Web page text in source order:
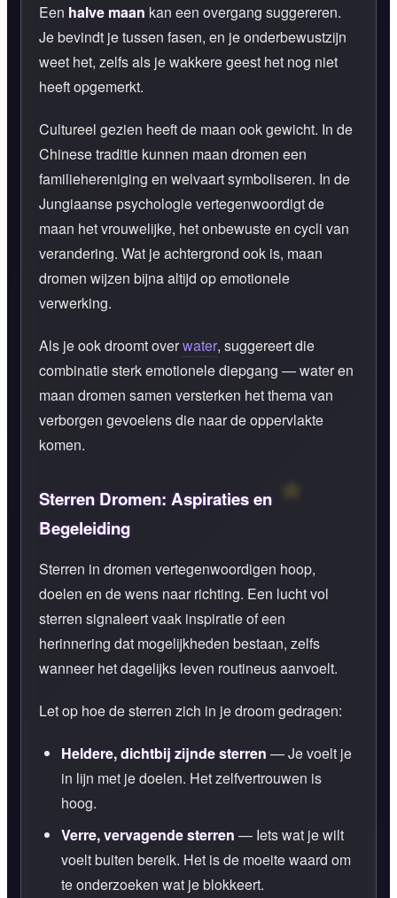
Een halve maan kan een overgang suggereren.
Je bevindt je tussen fasen, en je onderbewustzijn
weet het, zelfs als je wakkere geest het nog niet
heeft opgemerkt.
Cultureel gezien heeft de maan ook gewicht. In de
Chinese traditie kunnen maan dromen een
familiehereniging en welvaart symboliseren. In de
Jungiaanse psychologie vertegenwoordigt de
maan het vrouwelijke, het onbewuste en cycli van
verandering. Wat je achtergrond ook is, maan
dromen wijzen bijna altijd op emotionele
verwerking.
Als je ook droomt overwater, suggereert die
combinatie sterk emotionele diepgang — water en
maan dromen samen versterken het thema van
verborgen gevoelens die naar de oppervlakte
komen.
Sterren Dromen: Aspiraties en
Begeleiding
Sterren in dromen vertegenwoordigen hoop,
doelen en de wens naar richting. Een lucht vol
sterren signaleert vaak inspiratie of een
herinnering dat mogelijkheden bestaan, zelfs
wanneer het dagelijks leven routineus aanvoelt.
Let op hoe de sterren zich in je droom gedragen:
Heldere, dichtbij zijnde sterren — Je voelt je
in lijn met je doelen. Het zelfvertrouwen is
hoog.
Verre, vervagende sterren — Iets wat je wilt
voelt buiten bereik. Het is de moeite waard om
te onderzoeken wat je blokkeert.